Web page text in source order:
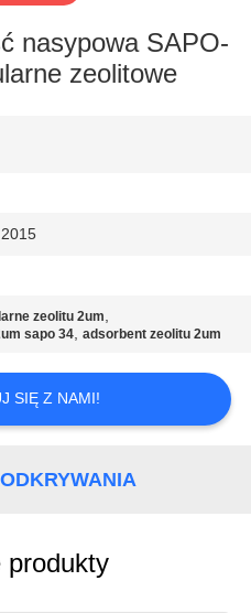
nasypowa SAPO-
zeolitowe
zeolitu 2um,
sapo 34,adsorbent zeolitu 2um
SIĘ Z NAMI!
produkty